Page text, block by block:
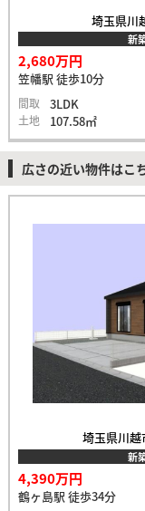
埼玉県川
新
2,680万円
笠幡駅 徒歩10分
間取 3LDK
土地 107.58㎡
広さの近い物件はこ
埼玉県川
新
4,390万円
鶴ヶ島駅 徒歩34分